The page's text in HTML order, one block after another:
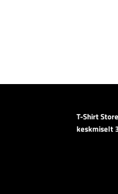
T-Shirt
keskmiselt